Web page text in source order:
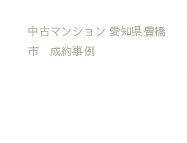
中古マンション 愛知県豊橋
市 成約事例